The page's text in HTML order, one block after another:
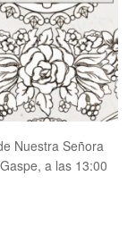
Nuestra Señora
a las 13:00